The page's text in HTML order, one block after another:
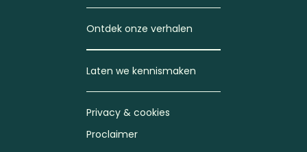
Ontdek onze verhalen
Laten we kennismaken
Privacy & cookies
Proclaimer